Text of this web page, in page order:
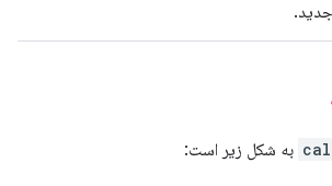
به شکل زیر است: